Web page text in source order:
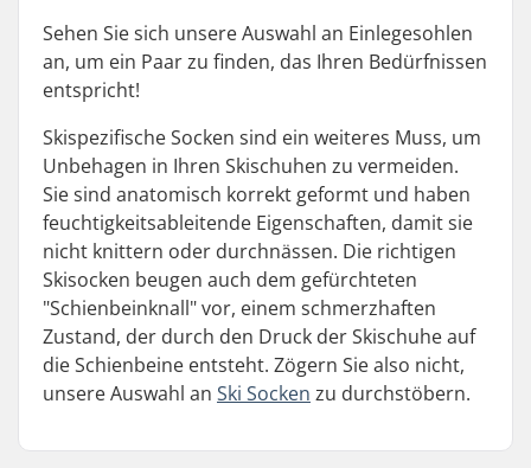
Sehen Sie sich unsere Auswahl an Einlegesohlen
an, um ein Paar zu finden, das Ihren Bedürfnissen
entspricht!
Skispezifische Socken sind ein weiteres Muss, um
Unbehagen in Ihren Skischuhen zu vermeiden.
Sie sind anatomisch korrekt geformt und haben
feuchtigkeitsableitende Eigenschaften, damit sie
nicht knittern oder durchnässen. Die richtigen
Skisocken beugen auch dem gefürchteten
"Schienbeinknall" vor, einem schmerzhaften
Zustand, der durch den Druck der Skischuhe auf
die Schienbeine entsteht. Zögern Sie also nicht,
unsere Auswahl an Ski Socken zu durchstöbern.